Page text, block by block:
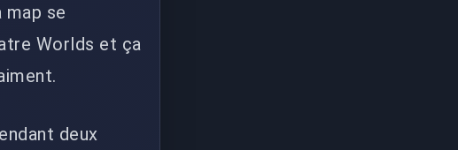
map se
Worlds et ça
deux